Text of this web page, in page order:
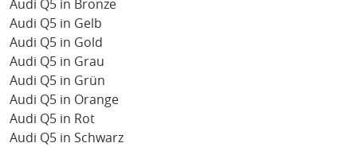
Audi Q5 in Bronze
Audi Q5 in Gelb
Audi Q5 in Gold
Audi Q5 in Grau
Audi Q5 in Grün
Audi Q5 in Orange
Audi Q5 in Rot
Audi Q5 in Schwarz